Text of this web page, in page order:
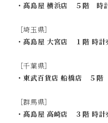
・髙島屋 横浜店 ５階 時
［埼玉県］
・髙島屋 大宮店 １階 時計
［千葉県］
・東武百貨店 船橋店 ５階
［群馬県］
・髙島屋 高崎店 ３階 時計